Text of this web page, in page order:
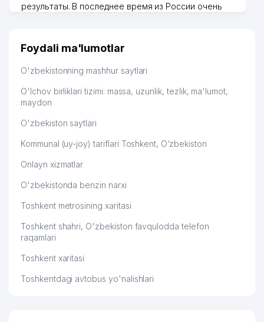
результаты. В последнее время из России очень
дальше развиваюсь потихоньку😊
Hamida 03.08.2026 12:45:39
Foydali ma'lumotlar
O'zbekistonning mashhur saytlari
O'lchov birliklari tizimi: massa, uzunlik, tezlik, ma'lumot,
maydon
O'zbekiston saytlari
Kommunal (uy-joy) tariflari Toshkent, O‘zbekiston
Onlayn xizmatlar
O'zbekistonda benzin narxi
Toshkent metrosining xaritasi
Toshkent shahri, O'zbekiston favqulodda telefon
raqamlari
Toshkent xaritasi
Toshkentdagi avtobus yo'nalishlari